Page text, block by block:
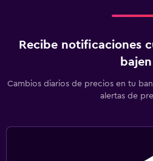
Recibe notificaciones
bajen
Cambios diarios de precios en tu
alertas de